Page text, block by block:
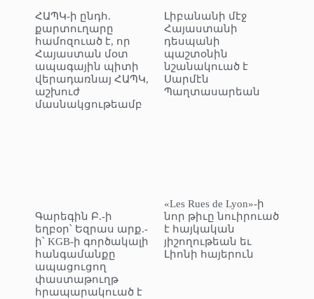
ՀԱՊԿ-ի ընդհ.
քարտուղարը
համոզուած է, որ
Հայաստան մօտ
ապագային պիտի
վերադառնայ ՀԱՊԿ,
աշխուժ
մասնակցութեամբ
Գարեգին Բ.-ի
եղբօր՝ Եզրաս արք.-
ի՝ KGB-ի գործակալի
հանգամանքը
ապացուցող
փաստաթուղթ
հրապարակուած է
Լիբանանի մէջ
Հայաստանի
դեսպանի
պաշտօնին
նշանակուած է
Սարմէն
Պաղտասարեան
«Les Rues de Lyon»-ի
նոր թիւը նուիրուած
է հայկական
յիշողութեան եւ
Լիոնի հայերուն